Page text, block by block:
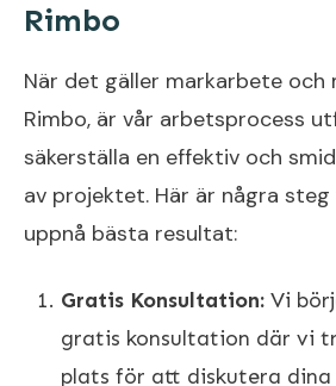
Rimbo
När det gäller markarbete och
Rimbo, är vår arbetsprocess
säkerställa en effektiv och
av projektet. Här är några
uppnå bästa resultat:
Gratis Konsultation: Vi
gratis konsultation där vi
plats för att diskutera dina